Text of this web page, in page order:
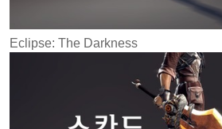
Eclipse: The Darkness